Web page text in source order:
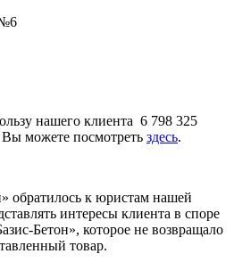
нашего клиента 6 798 325
можете посмотреть здесь.
к юристам нашей
интересы клиента в споре
Бетон», которое не возвращало
товар.